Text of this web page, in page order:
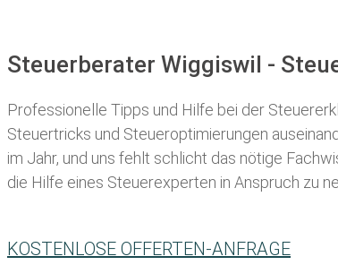
Steuerberater Wiggiswil -
Professionelle Tipps und Hilfe bei der Ste
Steuertricks und Steueroptimierungen
im Jahr, und uns fehlt schlicht das nötige
die Hilfe eines Steuerexperten in Anspruch zu
KOSTENLOSE OFFERTEN-ANFRAGE